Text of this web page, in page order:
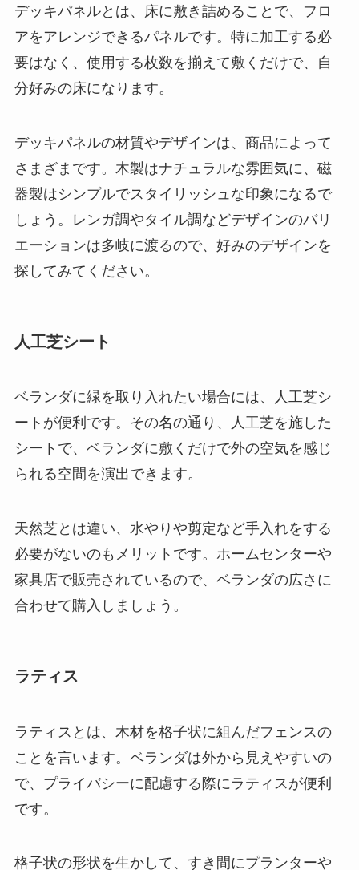
デッキパネルとは、床に敷き詰めることで、フロ
アをアレンジできるパネルです。特に加工する必
要はなく、使用する枚数を揃えて敷くだけで、自
分好みの床になります。
デッキパネルの材質やデザインは、商品によって
さまざまです。 木製はナチュラルな雰囲気に、磁
器製はシンプルでスタイリッシュな印象になるで
しょう 。レンガ調やタイル調などデザインのバリ
エーションは多岐に渡るので、好みのデザインを
探してみてください。
人工芝シート
ベランダに緑を取り入れたい場合には、人工芝シ
ートが便利です。その名の通り、人工芝を施した
シートで、ベランダに敷くだけで外の空気を感じ
られる空間を演出できます。
天然芝とは違い、水やりや剪定など手入れをする
必要がないのもメリットです。ホームセンターや
家具店で販売されているので、ベランダの広さに
合わせて購入しましょう。
ラティス
ラティスとは、木材を格子状に組んだフェンスの
ことを言います。ベランダは外から見えやすいの
で、プライバシーに配慮する際にラティスが便利
です。
格子状の形状を生かして、すき間にプランターや